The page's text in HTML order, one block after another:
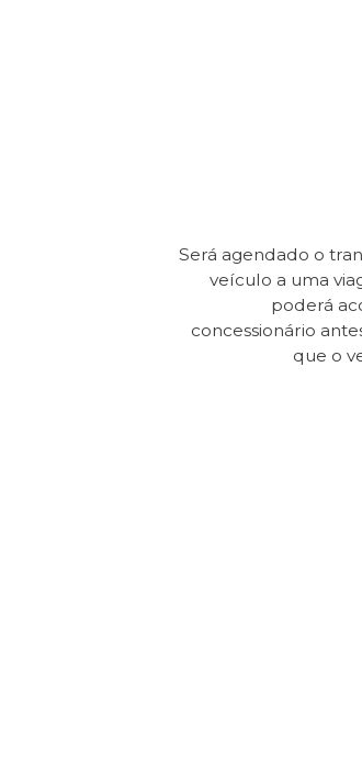
Será agendado o
veículo a uma
poderá
concessionário
que o